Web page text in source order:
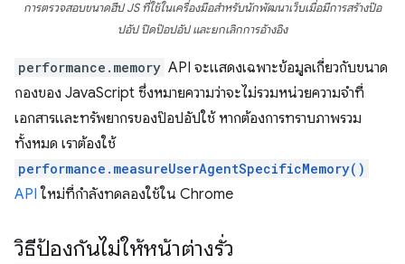
การตรวจสอบขนาดฮีป JS ที่ใช้ในเครื่องมือสำหรับนักพัฒนาเว็บเมื่อมีการสร้างป๊อ
ปอัป ปิดป๊อปอัป และยกเลิกการอ้างอิง
performance.memory API จะแสดงเฉพาะข้อมูลเกี่ยวกับขนาด
กองของ JavaScript ซึ่งหมายความว่าจะไม่รวมหน่วยความจําที่
เอกสารและทรัพยากรของป๊อปอัปใช้ หากต้องการทราบภาพรวม
ทั้งหมด เราต้องใช้
performance.measureUserAgentSpecificMemory()
API ใหม่ที่กําลังทดลองใช้ใน Chrome
วิธีป้องกันไม่ให้หน้าต่างรั่ว